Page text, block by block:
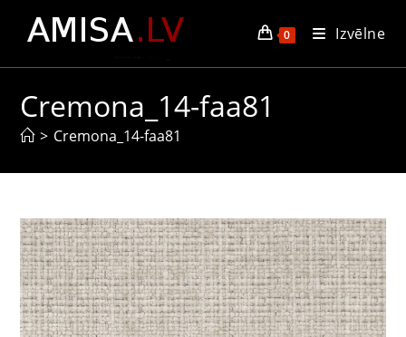
0 Izvēlne
Cremona_14-faa81
> Cremona_14-faa81